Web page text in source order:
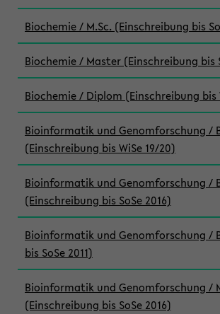
Biochemie / M.Sc. (Einschreibung bis
Biochemie / Master (Einschreibung bis
Biochemie / Diplom (Einschreibung bis
Bioinformatik und Genomforschung /
(Einschreibung bis WiSe 19/20)
Bioinformatik und Genomforschung /
(Einschreibung bis SoSe 2016)
Bioinformatik und Genomforschung /
bis SoSe 2011)
Bioinformatik und Genomforschung /
(Einschreibung bis SoSe 2016)